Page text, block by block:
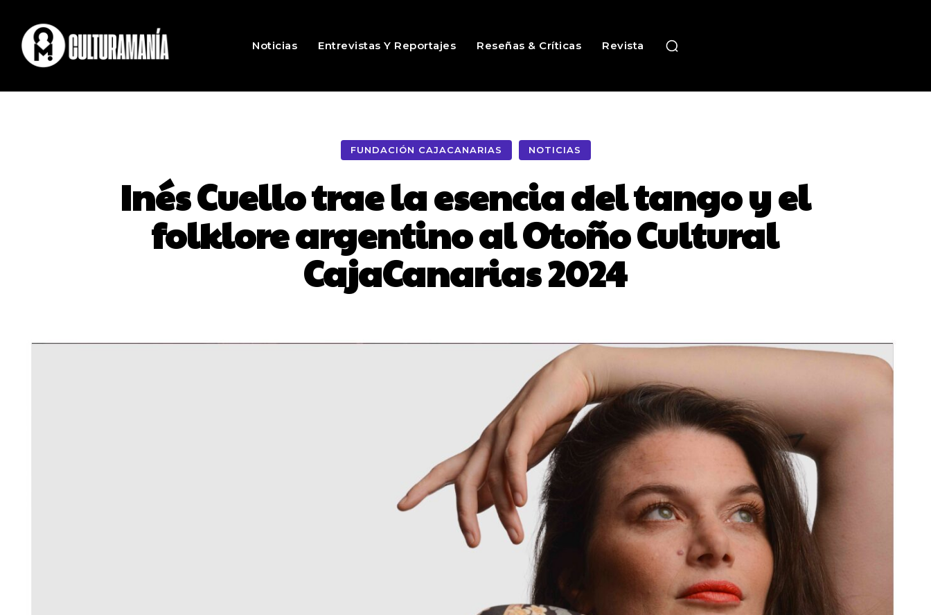
Noticias Entrevistas Y Reportajes Reseñas & Críticas Revista
FUNDACIÓN CAJACANARIAS NOTICIAS
Inés Cuello trae la esencia del tango y el
folklore argentino al Otoño Cultural
CajaCanarias 2024